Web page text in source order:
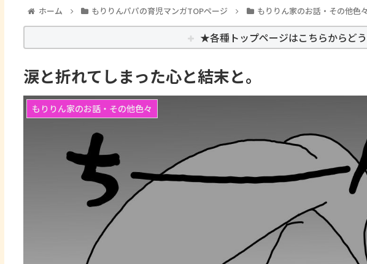
ホーム もりりんパパの育児マンガTOPページ もりりん家のお話・その他色々
★各種トップページはこちらからど
涙と折れてしまった心と結末と。
もりりん家のお話・その他色々